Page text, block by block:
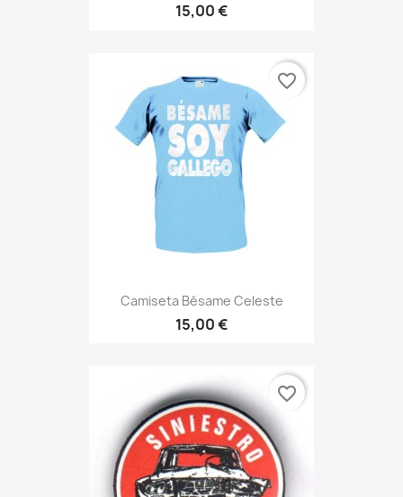
15,00 €
Camiseta Bésame Celeste
15,00 €
favorite_border
favorite_border